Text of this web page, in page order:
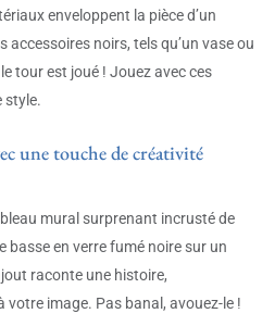
enveloppent la pièce d’un
accessoires noirs, tels qu’un vase ou
tour est joué ! Jouez avec ces
style.
une touche de créativité
mural surprenant incrusté de
basse en verre fumé noire sur un
raconte une histoire,
image. Pas banal, avouez-le !